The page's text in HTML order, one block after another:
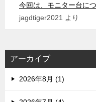
今回は、モニター台に
jagdtiger2021 より
アーカイブ
2026年8月 (1)